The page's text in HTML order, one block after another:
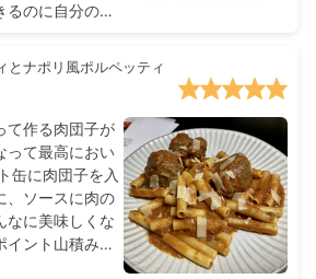
るのに自分の中
いと思えるのも
なりやすいメニ
にちゃんと考え
になるので注意
とナポリ風ポルペッティ
て作る肉団子が
って最高におい
缶に肉団子を入
、ソースに肉の
なに美味しくな
イント山積みで
ました。 煮込